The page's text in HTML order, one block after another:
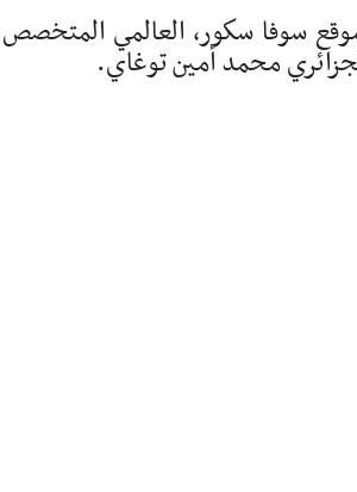
سوفا سكور، العالمي
محمد أمين توغاي.